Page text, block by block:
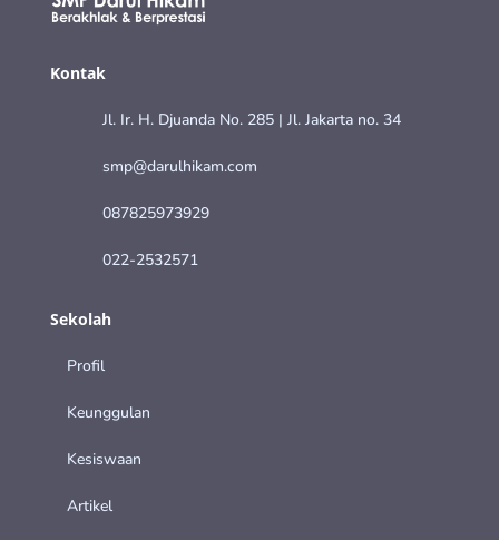
Kontak
Jl. Ir. H. Djuanda No. 285 | Jl. Jakarta no. 34
smp@darulhikam.com
087825973929
022-2532571
Sekolah
Profil
Keunggulan
Kesiswaan
Artikel